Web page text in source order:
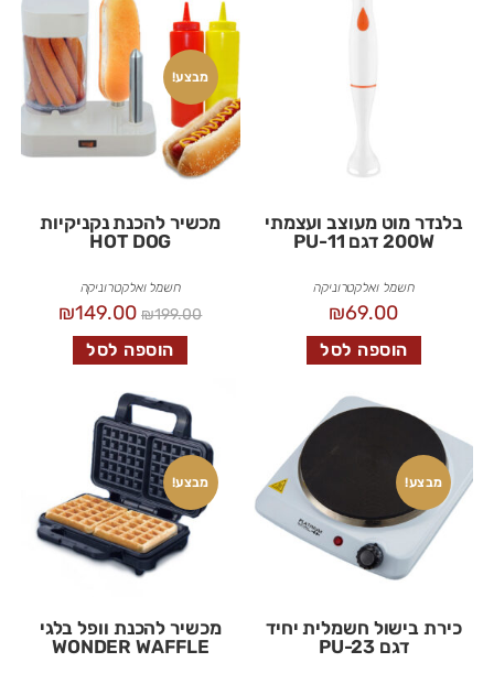
בלנדר מוט מעוצב ועצמתי
200W דגם PU-11
חשמל ואלקטרוניקה
₪69.00
הוספה לסל
מבצע!
מכשיר להכנת נקניקיות
HOT DOG
חשמל ואלקטרוניקה
₪199.00
₪149.00
הוספה לסל
מבצע!
כירת בישול חשמלית יחיד
דגם PU-23
מבצע!
מכשיר להכנת וופל בלגי
WONDER WAFFLE